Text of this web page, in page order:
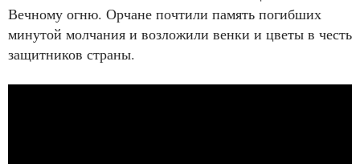
Вечному огню. Орчане почтили память погибших
минутой молчания и возложили венки и цветы в честь
защитников страны.